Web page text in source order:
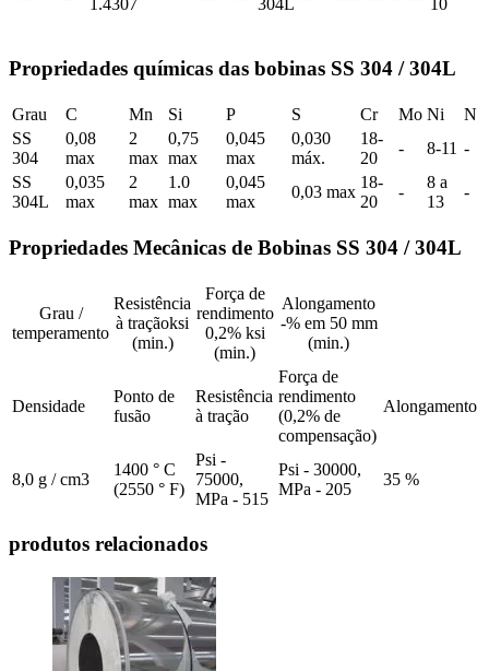
Propriedades químicas das bobinas SS 304 / 304L
Grau C Mn Si P S Cr Mo Ni
N
SS
304
0,08
max
2
max
0,75
max
0,045
max
0,030
máx.
18-
20
- 8-11 -
SS
304L
0,035
max
2
max
1.0
max
0,045
max
0,03 max
18-
20
-
8 a
13
-
Propriedades Mecânicas de Bobinas SS 304 / 304L
Grau /
temperamento
Resistência
à traçãoksi
(min.)
Força de
rendimento
0,2% ksi
(min.)
Alongamento
-% em 50 mm
(min.)
Densidade
Ponto de
fusão
Resistência
à tração
Força de
rendimento
(0,2% de
compensação)
Alongamento
8,0 g / cm3
1400 ° C
(2550 ° F)
Psi -
75000,
MPa - 515
Psi - 30000,
MPa - 205
35 %
produtos relacionados